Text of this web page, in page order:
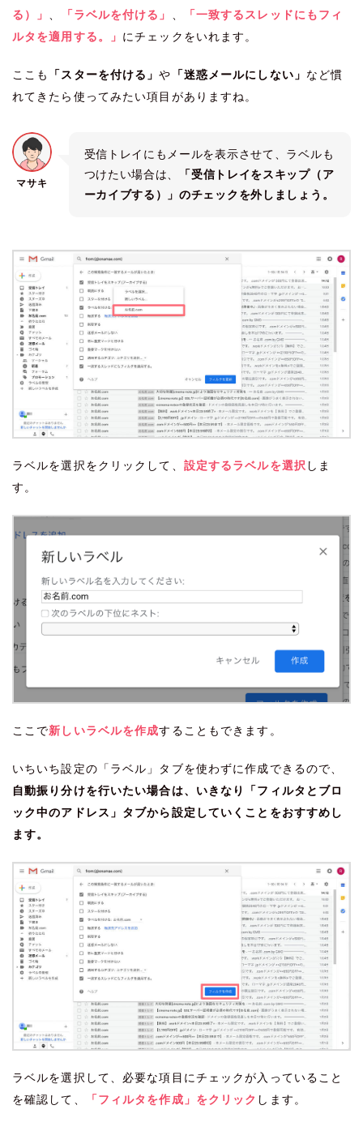
る）」
「ラベルを付ける」
「一致するスレッドにもフィ
ルタを適用する。」 にチェックをいれます。
ここも 「スターを付ける」や 「迷惑メールにしない」 など慣
れてきたら使ってみたい項目がありますね。
マサキ
受信トレイにもメールを表示させて、ラベルも
つけたい場合は、
「受信トレイをスキップ（ア
ーカイブする）」のチェックを外しましょう。
ラベルを選択をクリックして、 設定するラベルを選択 しま
す。
ここで新しいラベルを作成することもできます。
いちいち設定の「ラベル」タブを使わずに作成できるので、
自動振り分けを行いたい場合は、いきなり「フィルタとブロ
ック中のアドレス」タブから設定していくことをおすすめし
ます。
ラベルを選択して、必要な項目にチェックが入っていること
を確認して、
「フィルタを作成」をクリック します。